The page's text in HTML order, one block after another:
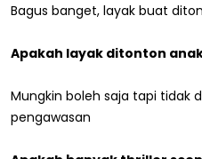
Bagus banget, layak buat
Apakah layak ditonton
Mungkin boleh saja tapi tidak
pengawasan